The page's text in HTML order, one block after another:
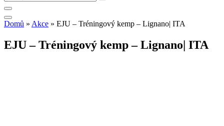
Domů » Akce » EJU – Tréningový kemp – Lignano| ITA
EJU – Tréningový kemp – Lignano| ITA